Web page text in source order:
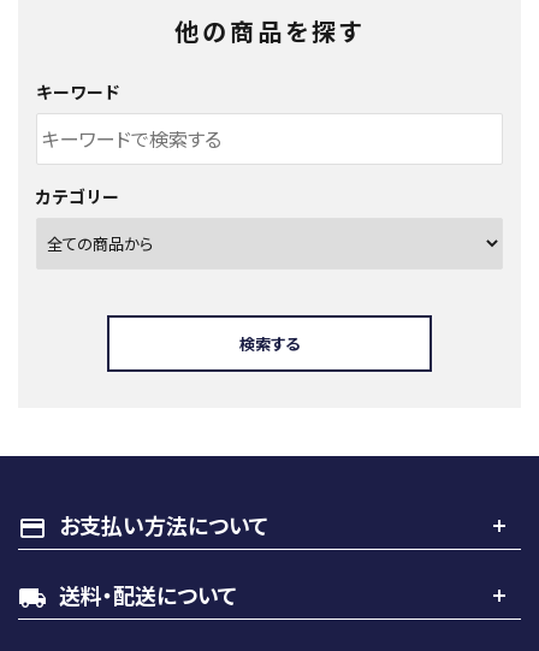
プライバシーポリシー
営業時間 - 9:00～19:00
他の商品を探す
キーワード
カテゴリー
検索する
カテゴリー
payment お支払い方法について
local_shipping 送料・配送について